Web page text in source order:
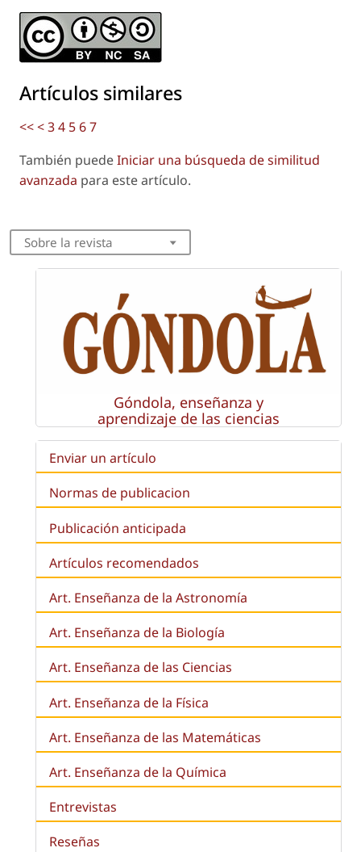
Artículos similares
<<<34 567
También puedeIniciar una búsqueda de similitud
avanzada para este artículo.
Sobre la revista
Góndola, enseñanza y
aprendizaje de las ciencias
Enviar un artículo
Normas de publicacion
Publicación anticipada
Artículos recomendados
Art. Enseñanza de la Astronomía
Art. Enseñanza de la Biología
Art. Enseñanza de las Ciencias
Art. Enseñanza de la Física
Art. Enseñanza de las Matemáticas
Art. Enseñanza de la Química
Entrevistas
Reseñas